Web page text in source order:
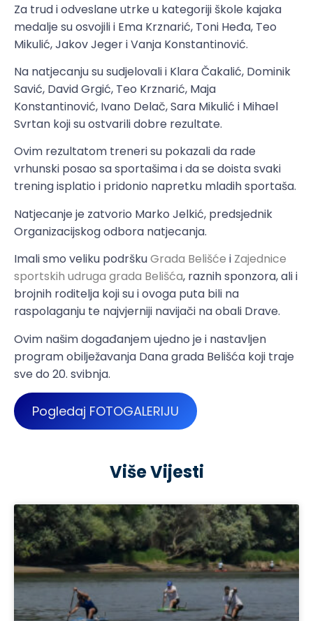
Za trud i odveslane utrke u kategoriji škole kajaka
medalje su osvojili i Ema Krznarić, Toni Heđa, Teo
Mikulić, Jakov Jeger i Vanja Konstantinović.
Na natjecanju su sudjelovali i Klara Čakalić, Dominik
Savić, David Grgić, Teo Krznarić, Maja
Konstantinović, Ivano Delač, Sara Mikulić i Mihael
Svrtan koji su ostvarili dobre rezultate.
Ovim rezultatom treneri su pokazali da rade
vrhunski posao sa sportašima i da se doista svaki
trening isplatio i pridonio napretku mladih sportaša.
Natjecanje je zatvorio Marko Jelkić, predsjednik
Organizacijskog odbora natjecanja.
Imali smo veliku podrškuGrada Belišće i Zajednice
sportskih udruga grada Belišća, raznih sponzora, ali i
brojnih roditelja koji su i ovoga puta bili na
raspolaganju te najvjerniji navijači na obali Drave.
Ovim našim događanjem ujedno je i nastavljen
program obilježavanja Dana grada Belišća koji traje
sve do 20. svibnja.
Pogledaj FOTOGALERIJU
Više Vijesti